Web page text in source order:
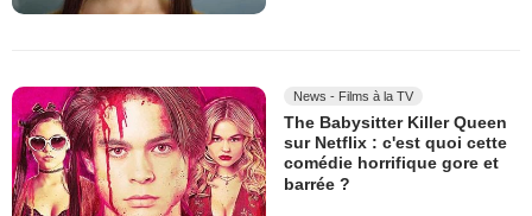
News - Films à la TV
The Babysitter Killer Queen
sur Netflix : c'est quoi cette
comédie horrifique gore et
barrée ?